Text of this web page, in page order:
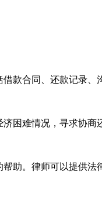
款合同、还款记录
困难情况，寻求协
助。律师可以提供